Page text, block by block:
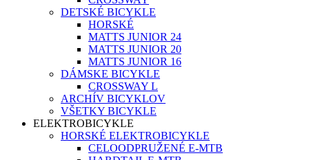
DETSKÉ BICYKLE
HORSKÉ
MATTS JUNIOR 24
MATTS JUNIOR 20
MATTS JUNIOR 16
DÁMSKE BICYKLE
CROSSWAY L
ARCHÍV BICYKLOV
VŠETKY BICYKLE
ELEKTROBICYKLE
HORSKÉ ELEKTROBICYKLE
CELOODPRUŽENÉ E-MTB